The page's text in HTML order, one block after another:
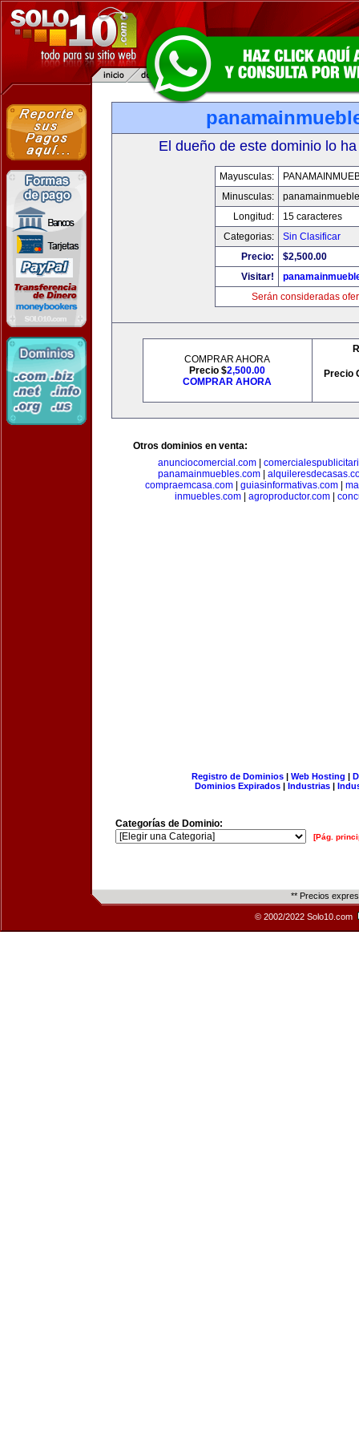
El dueño de este dominio lo
Mayusculas:
Minusculas:
Longitud:
15 caracteres
Categorias:
Sin Clasificar
Precio:
$2,500.00
Visitar!
Serán consideradas
COMPRAR AHORA
Precio $2,500.00
COMPRAR AHORA
Precio
Otros dominios en venta:
anunciocomercial.com
panamainmuebles.com|
compraemcasa.com
guiasinformativas.com
inmuebles.com
agroproductor.com
Registro de Dominios| Web Hosting |
Dominios Expirados | Industrias |
Categorías de Dominio:
[Pág.
** Precios
© 2002/2022 Solo10.com